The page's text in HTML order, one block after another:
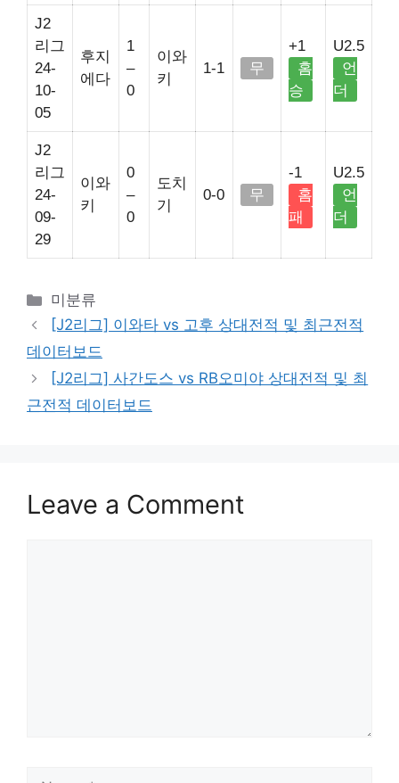
J2
리그
24-
10-
05
후지
에다
1
–
0
이와
키
1-1 무
+1
홈
승
U2.5
언
더
J2
리그
24-
09-
29
이와
키
0
–
0
도치
기
0-0 무
-1
홈
패
U2.5
언
더
Categories
미분류
[J2리그] 이와타 vs 고후 상대전적 및 최근전적
데이터보드
[J2리그] 사간도스 vs RB오미야 상대전적 및 최
근전적 데이터보드
Leave a Comment